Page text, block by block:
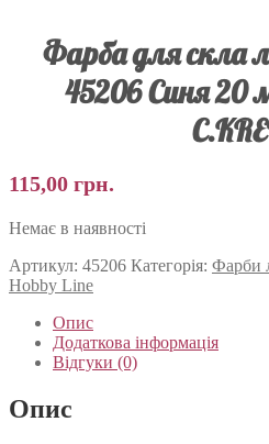
Фарба для скла
45206 Синя 20
115,00 грн.
Немає в наявності
Артикул: 45206 Категорія: Фарби
Hobby Line
Опис
Додаткова інформація
Відгуки (0)
Опис